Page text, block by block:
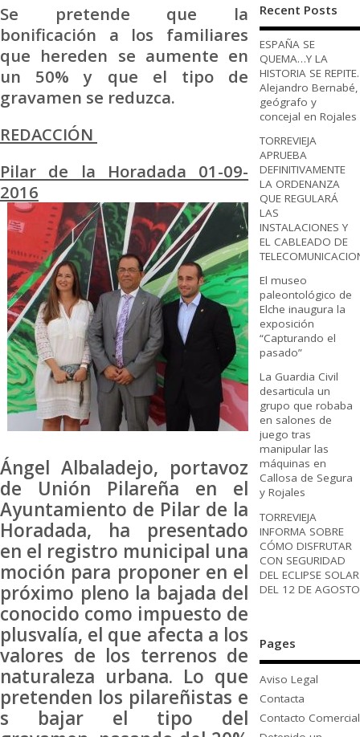
Se pretende que la
bonificación a los familiares
que hereden se aumente en
un 50% y que el tipo de
gravamen se reduzca.
REDACCIÓN
Pilar de la Horadada 01-09-
2016
Ángel Albaladejo, portavoz
de Unión Pilareña en el
Ayuntamiento de Pilar de la
Horadada, ha presentado
en el registro municipal una
moción para proponer en el
próximo pleno la bajada del
conocido como impuesto de
plusvalía, el que afecta a los
valores de los terrenos de
naturaleza urbana. Lo que
pretenden los pilareñistas e
s bajar el tipo del
Recent Posts
ESPAÑA SE
QUEMA…Y LA
HISTORIA SE REPITE.
Alejandro Bernabé,
geógrafo y
concejal en Rojales
TORREVIEJA
APRUEBA
DEFINITIVAMENTE
LA ORDENANZA
QUE REGULARÁ
LAS
INSTALACIONES Y
EL CABLEADO DE
El museo
paleontológico de
Elche inaugura la
exposición
“Capturando el
pasado”
La Guardia Civil
desarticula un
grupo que robaba
en salones de
juego tras
manipular las
máquinas en
Callosa de Segura
y Rojales
TORREVIEJA
INFORMA SOBRE
CÓMO DISFRUTAR
CON SEGURIDAD
DEL ECLIPSE SOLAR
DEL 12 DE AGOSTO
Pages
Aviso Legal
Contacta
Contacto Comercial